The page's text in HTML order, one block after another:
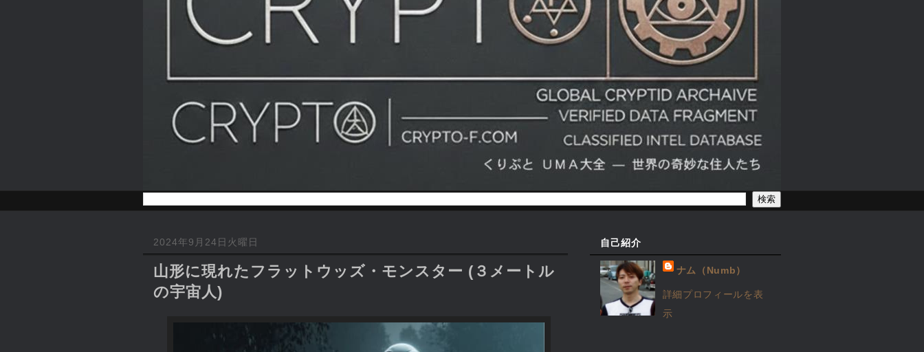
2024年9月24日火曜日
山形に現れたフラットウッズ・モンスター (３メートル
の宇宙人)
自己紹介
ナム（Numb）
詳細プロフィールを表
示